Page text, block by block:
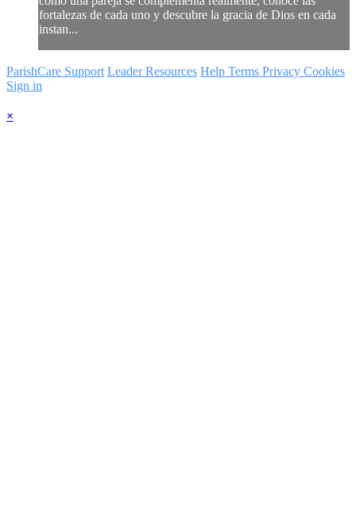
fortalezas de cada uno y descubre la gracia de Dios en cada
instan...
ParishCare Support Leader Resources Help Terms Privacy Cookies
Sign in
×